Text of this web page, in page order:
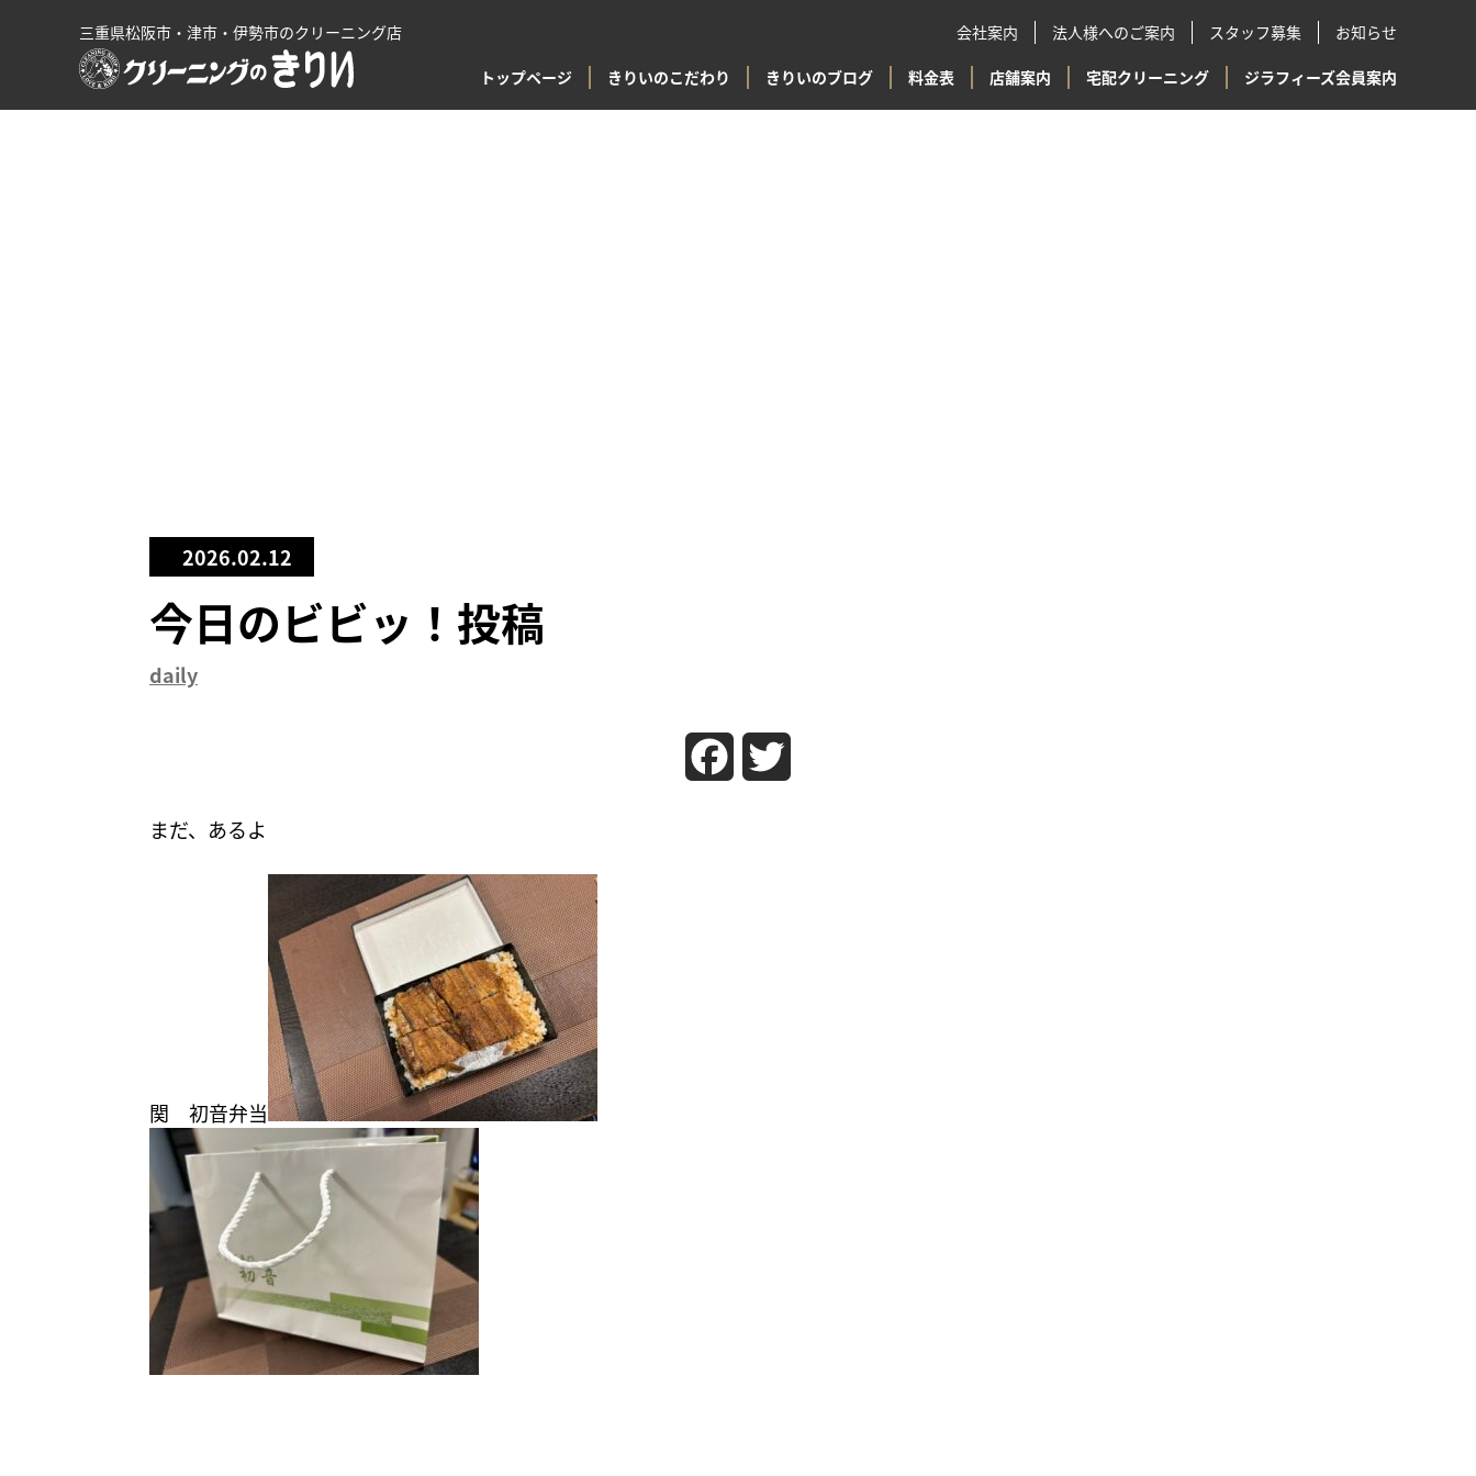
三重県松阪市・津市・伊勢市のクリーニング店 会社案内 法人様へのご案内 スタッフ募集 お知らせ
トップページ きりいのこだわり きりいのブログ 料金表 店舗案内 宅配クリーニング ジラフィーズ会員案内
2026.02.12
今日のビビッ！投稿
daily
Facebook
まだ、あるよ
関 初音弁当